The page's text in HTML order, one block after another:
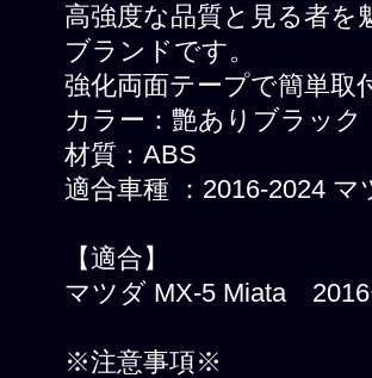
高強度な品質と見る者
ブランドです。
強化両面テープで簡単取
カラー：艶ありブラック
材質：ABS
適合車種 ：2016-2024
【適合】
マツダ MX-5 Miata 2016
※注意事項※